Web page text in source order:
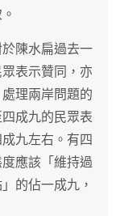
陳水扁過去一
表示贊同，亦
理兩岸問題的
成九的民眾表
九左右。有四
應該「維持過
的佔一成九，